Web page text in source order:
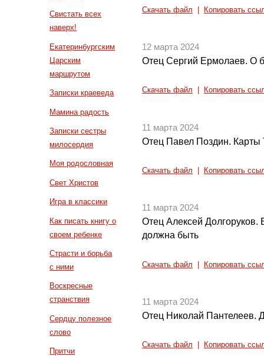
Свистать всех
наверх!
Екатеринбургским
Царским
маршрутом
Записки краеведа
Мамина радость
Записки сестры
милосердия
Моя родословная
Свет Христов
Игра в классики
Как писать книгу о
своем ребенке
Страсти и борьба
с ними
Воскресные
странствия
Сердцу полезное
слово
Притчи
Скачать файл Копировать
12 марта 2024
Отец Сергий Ермолаев. О
Скачать файл Копировать
11 марта 2024
Отец Павел Поздин. Карты
Скачать файл Копировать
11 марта 2024
Отец Алексей Долгоруков.
должна быть
Скачать файл Копировать
11 марта 2024
Отец Николай Пантелеев.
Скачать файл Копировать